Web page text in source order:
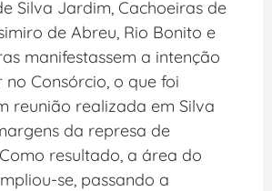
Silva Jardim, Cachoeiras de
de Abreu, Rio Bonito e
manifestassem a intenção
no Consórcio, o que foi
reunião realizada em Silva
da represa de
resultado, a área do
se, passando a